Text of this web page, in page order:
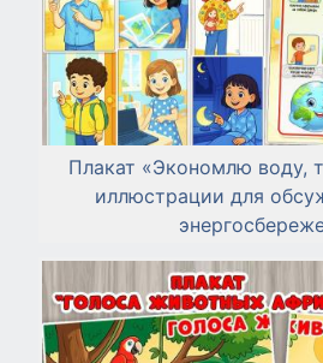
Плакат «Экономлю воду,
иллюстрации для